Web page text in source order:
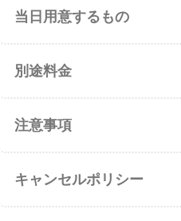
当日用意するもの
別途料金
注意事項
キャンセルポリシー